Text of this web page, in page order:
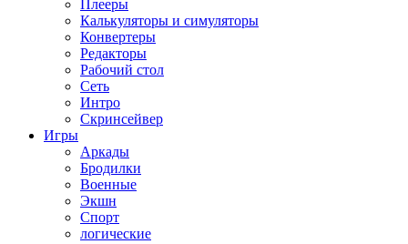
Плееры
Калькуляторы и симуляторы
Конвертеры
Редакторы
Рабочий стол
Сеть
Интро
Скринсейвер
Игры
Аркады
Бродилки
Военные
Экшн
Спорт
логические